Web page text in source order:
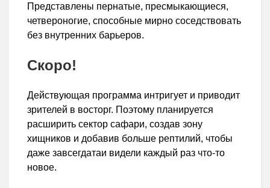
Представлены пернатые, пресмыкающиеся,
четвероногие, способные мирно соседствовать
без внутренних барьеров.
Скоро!
Действующая программа интригует и приводит
зрителей в восторг. Поэтому планируется
расширить сектор сафари, создав зону
хищников и добавив больше рептилий, чтобы
даже завсегдатаи видели каждый раз что-то
новое.